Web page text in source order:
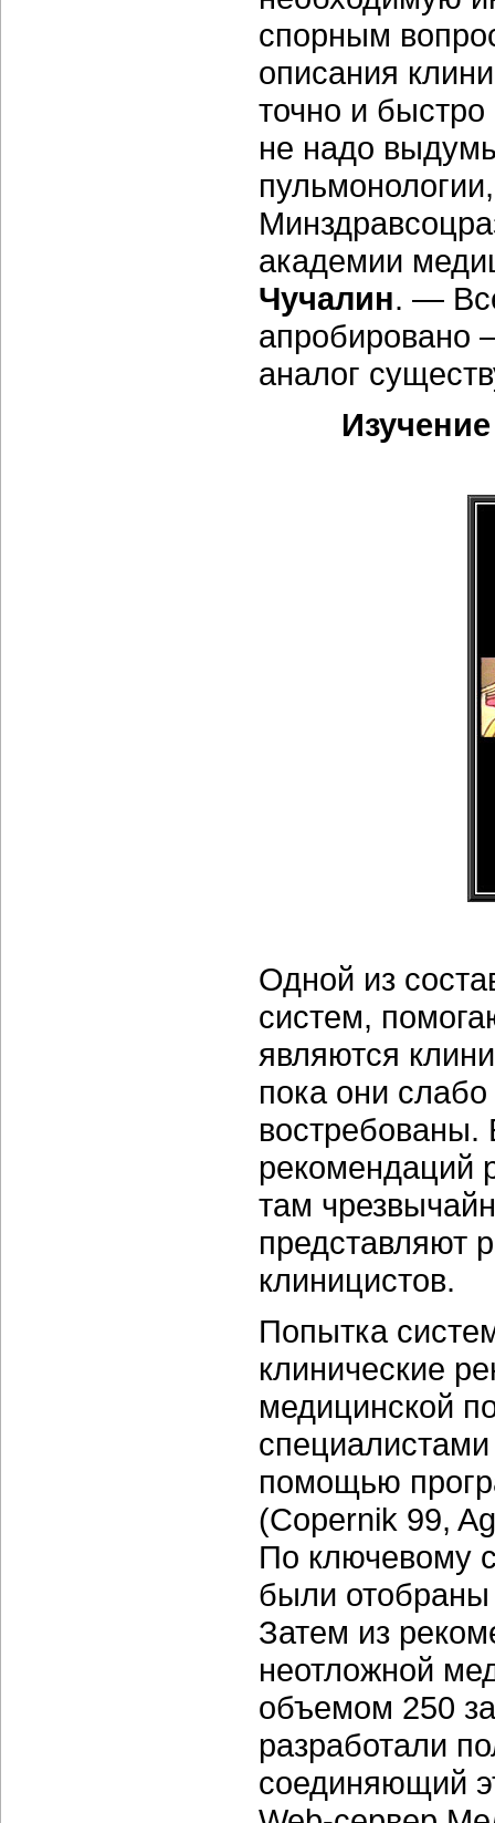
спорным
описания
точно и быстро
не надо
академии
Чучалин. —
апробировано
аналог
Одной из
систем,
являются
пока они
востребованы.
рекомендаций
там
представляют
клиницистов.
Попытка
клинические
медицинской
помощью
(Copernik 99,
По ключевому
были
Затем из
неотложной
объемом 250
разработали
соединяющий